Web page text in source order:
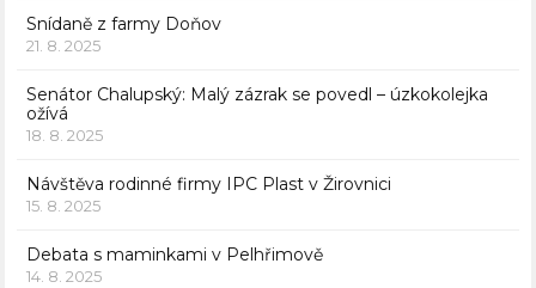
Snídaně z farmy Doňov
21. 8. 2025
Senátor Chalupský: Malý zázrak se povedl – úzkokolejka
ožívá
18. 8. 2025
Návštěva rodinné firmy IPC Plast v Žirovnici
15. 8. 2025
Debata s maminkami v Pelhřimově
14. 8. 2025